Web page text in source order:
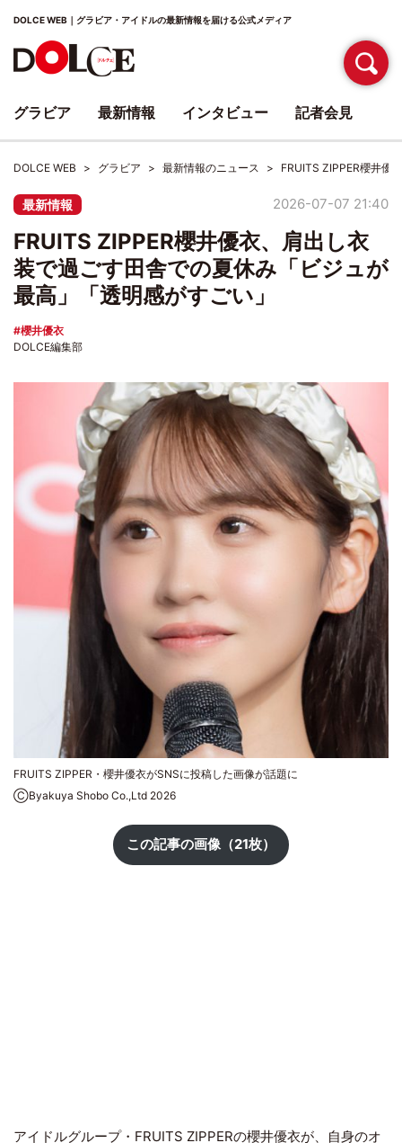
DOLCE WEB｜グラビア・アイドルの最新情報を届ける公式メディア
DOLCE WEB グラビア 最新情報のニュース FRUITS ZIPPER櫻井優
最新情報 2026-07-07 21:40
FRUITS ZIPPER櫻井優衣、肩出し衣
装で過ごす田舎での夏休み「ビジュが
最高」「透明感がすごい」
櫻井優衣
DOLCE編集部
FRUITS ZIPPER・櫻井優衣がSNSに投稿した画像が話題に
ⒸByakuya Shobo Co.,Ltd 2026
この記事の画像（21枚）
アイドルグループ・FRUITS ZIPPERの櫻井優衣が、自身のオ
グラビア 最新情報 インタビュー 記者会見